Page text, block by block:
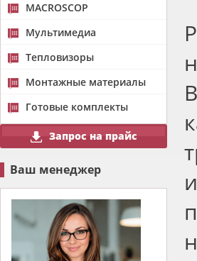
MACROSCOP
Мультимедиа
Тепловизоры
Монтажные материалы
Готовые комплекты
Запрос на прайс
Ваш менеджер